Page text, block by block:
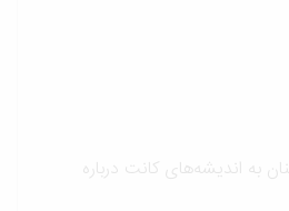
به اندیشه‌های کانت درباره